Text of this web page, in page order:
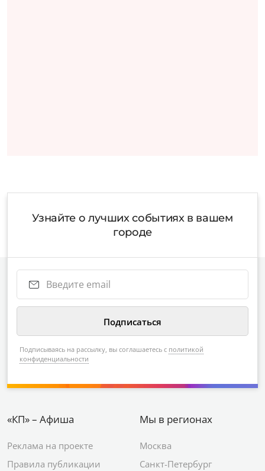
Узнайте о лучших событиях в вашем
городе
Подписываясь на рассылку, вы соглашаетесь с политикой
конфиденциальности
«КП» – Афиша
Реклама на проекте
Правила публикации
Мы в регионах
Москва
Санкт-Петербург